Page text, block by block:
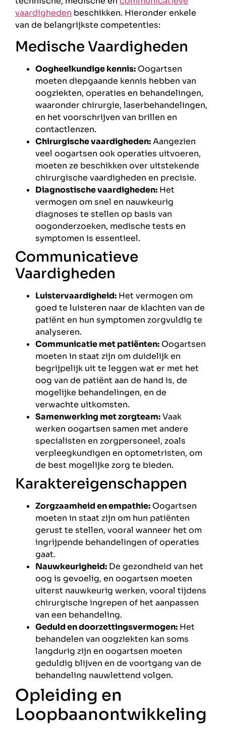
vaardigheden beschikken. Hieronder enkele
van de belangrijkste competenties:
Medische Vaardigheden
Oogheelkundige kennis: Oogartsen
moeten diepgaande kennis hebben van
oogziekten, operaties en behandelingen,
waaronder chirurgie, laserbehandelingen,
en het voorschrijven van brillen en
contactlenzen.
Chirurgische vaardigheden:Aangezien
veel oogartsen ook operaties uitvoeren,
moeten ze beschikken over uitstekende
chirurgische vaardigheden en precisie.
Diagnostische vaardigheden: Het
vermogen om snel en nauwkeurig
diagnoses te stellen op basis van
oogonderzoeken, medische tests en
symptomen is essentieel.
Communicatieve
Vaardigheden
Luistervaardigheid: Het vermogen om
goed te luisteren naar de klachten van de
patiënt en hun symptomen zorgvuldig te
analyseren.
Communicatie met patiënten: Oogartsen
moeten in staat zijn om duidelijk en
begrijpelijk uit te leggen wat er met het
oog van de patiënt aan de hand is, de
mogelijke behandelingen, en de
verwachte uitkomsten.
Samenwerking met zorgteam:Vaak
werken oogartsen samen met andere
specialisten en zorgpersoneel, zoals
verpleegkundigen en optometristen, om
de best mogelijke zorg te bieden.
Karaktereigenschappen
Zorgzaamheid en empathie: Oogartsen
moeten in staat zijn om hun patiënten
gerust te stellen, vooral wanneer het om
ingrijpende behandelingen of operaties
gaat.
Nauwkeurigheid: De gezondheid van het
oog is gevoelig, en oogartsen moeten
uiterst nauwkeurig werken, vooral tijdens
chirurgische ingrepen of het aanpassen
van een behandeling.
Geduld en doorzettingsvermogen: Het
behandelen van oogziekten kan soms
langdurig zijn en oogartsen moeten
geduldig blijven en de voortgang van de
behandeling nauwlettend volgen.
Opleiding en
Loopbaanontwikkeling